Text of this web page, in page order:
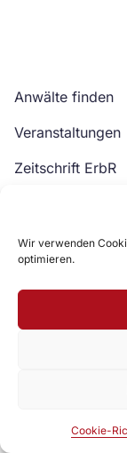
Wir verwenden
optimieren.
Cookie-
Anwälte finden
Veranstaltungen
Zeitschrift ErbR